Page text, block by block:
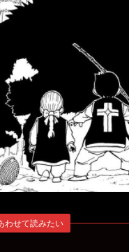
わせて読みたい